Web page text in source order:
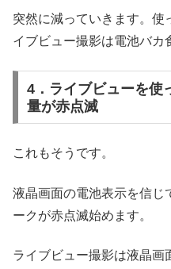
突然に減っていきます。使
イブビュー撮影は電池バカ
4．ライブビューを使
量が赤点滅
これもそうです。
液晶画面の電池表示を信じ
ークが赤点滅始めます。
ライブビュー撮影は液晶画